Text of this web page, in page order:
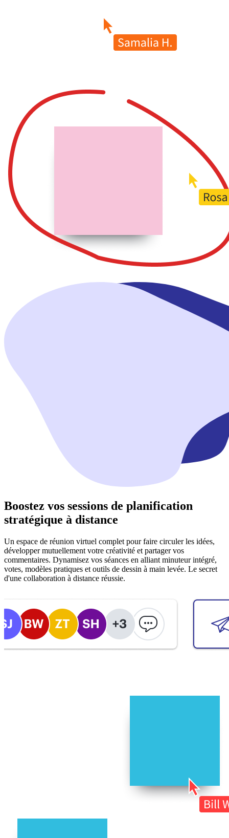
Boostez vos sessions de planification
stratégique à distance
Un espace de réunion virtuel complet pour faire circuler les idées,
développer mutuellement votre créativité et partager vos
commentaires. Dynamisez vos séances en alliant minuteur intégré,
votes, modèles pratiques et outils de dessin à main levée. Le secret
d'une collaboration à distance réussie.